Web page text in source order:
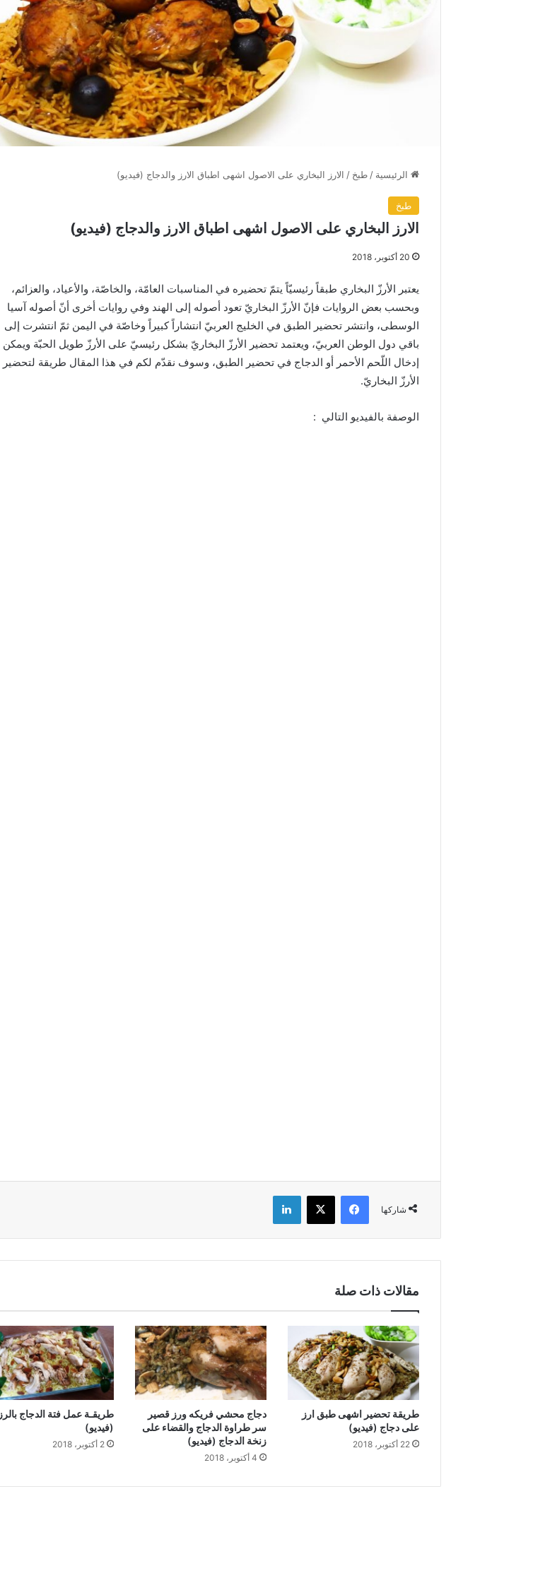
الرئيسية / طبخ / الارز البخاري على الاصول اشهى اطباق الارز والدجاج (فيديو)
طبخ
الارز البخاري على الاصول اشهى اطباق الارز والدجاج (فيديو)
20 أكتوبر، 2018
يعتبر الأرزّ البخاري طبقاً رئيسيّاً يتمّ تحضيره في المناسبات العامّة، والخاصّة، والأعياد، والعزائم،
وبحسب بعض الروايات فإنّ الأرزّ البخاريّ تعود أصوله إلى الهند وفي روايات أخرى أنّ أصوله آسيا
الوسطى، وانتشر تحضير الطبق في الخليج العربيّ انتشاراً كبيراً وخاصّة في اليمن ثمّ انتشرت إلى
باقي دول الوطن العربيّ، ويعتمد تحضير الأرزّ البخاريّ بشكل رئيسيّ على الأرزّ طويل الحبّة ويمكن
إدخال اللّحم الأحمر أو الدجاج في تحضير الطبق، وسوف نقدّم لكم في هذا المقال طريقة لتحضير
الأرزّ البخاريّ.
الوصفة بالفيديو التالي :
شاركها
فيسبوك X لينكدإن
مقالات ذات صلة
طريقة تحضير اشهى طبق ارز
على دجاج (فيديو)
22 أكتوبر، 2018
دجاج محشي فريكه ورز قصير
سر طراوة الدجاج والقضاء على
زنخة الدجاج (فيديو)
4 أكتوبر، 2018
طريقـة عمل فتة الدجاج بالرز
(فيديو)
2 أكتوبر، 2018